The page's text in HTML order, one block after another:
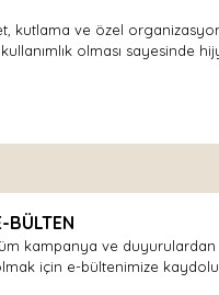
kutlama ve özel
olması sayesinde
Yorum Yaz
BÜLTEN
kampanya ve
için e-bültenimize